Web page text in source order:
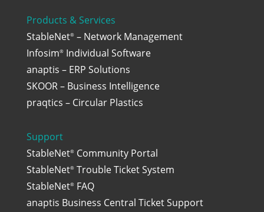
Products & Services
StableNet®– Network Management
Infosim®Individual Software
anaptis – ERP Solutions
SKOOR – Business Intelligence
praqtics – Circular Plastics
Support
StableNet®Community Portal
StableNet®Trouble Ticket System
StableNet®FAQ
anaptis Business Central Ticket Support